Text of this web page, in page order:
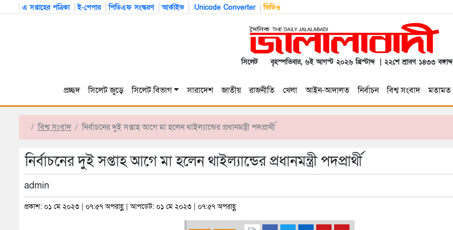
এ সপ্তাহের পত্রিকা ই-পেপার পিডিএফ সংস্করণ আর্কাইভ Unicode Converter ভিডিও
সিলেট বৃহস্পতিবার, ৬ই আগস্ট ২০২৬ খ্রিস্টাব্দ | ২২শে শ্রাবণ ১৪৩৩ বঙ্গাব্দ
প্রচ্ছদ সিলেট জুড়ে সিলেট বিভাগ সারাদেশ জাতীয় রাজনীতি খেলা আইন-আদালত নির্বাচন বিশ্ব সংবাদ মতামত
বিশ্ব সংবাদ নির্বাচনের দুই সপ্তাহ আগে মা হলেন থাইল্যান্ডের প্রধানমন্ত্রী পদপ্রার্থী
নির্বাচনের দুই সপ্তাহ আগে মা হলেন থাইল্যান্ডের প্রধানমন্ত্রী পদপ্রার্থী
admin
প্রকাশ: ০১ মে ২০২৩ | ০৭:৫৭ অপরাহ্ণ | আপডেট: ০১ মে ২০২৩ | ০৭:৫৭ অপরাহ্ণ